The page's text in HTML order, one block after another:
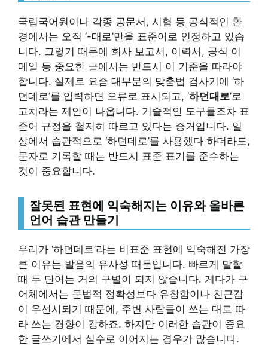
국립국어원이나 각종 공문서, 시험 등 공식적인 환
경에서는 오직 ‘-대로’만을 표준어로 인정하고 있습
니다. 그렇기 때문에 회사 보고서, 이력서, 공식 이
메일 등 중요한 글에서는 반드시 이 기준을 따라야
합니다. 실제로 요즘 대부분의 맞춤법 검사기에 ‘하
던데로’를 입력하면 오류로 표시되고, ‘하던대로’로
고치라는 제안이 나옵니다. 기술적인 도구들조차 표
준어 규정을 철저히 따르고 있다는 증거입니다. 일
상에서 습관적으로 ‘하던데로’를 사용했다 하더라도,
문자로 기록할 때는 반드시 표준 표기를 준수하는
것이 중요합니다.
잘못된 표현에 익숙해지는 이유와 올바른
언어 습관 만들기
우리가 ‘하던데로’라는 비표준 표현에 익숙해진 가장
큰 이유는 발음의 유사성 때문입니다. 빠르게 말할
때 두 단어는 거의 구별이 되지 않습니다. 게다가 구
어체에서는 문법적 정확성보다 유창함이나 친근감
이 우선시되기 때문에, 주변 사람들이 쓰는 대로 따
라 쓰는 경향이 강하죠. 하지만 이러한 습관이 중요
한 글쓰기에서 실수로 이어지는 경우가 많습니다.